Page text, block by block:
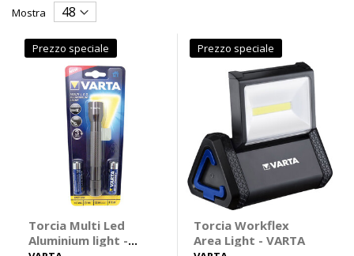
Mostra
Prezzo speciale
Torcia Multi Led
Aluminium light -
Prezzo speciale
Torcia Workflex
Area Light - VARTA